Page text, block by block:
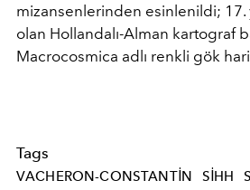
mizansenlerinden esinlenildi; 17.
olan Hollandalı-Alman kartograf
Macrocosmica adlı renkli gök
Tags
VACHERON-CONSTANTIN SIHH